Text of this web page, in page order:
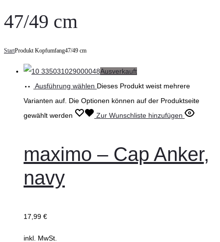
47/49 cm
StartProdukt Kopfumfang47/49 cm
Ausverkauft
Ausführung wählen Dieses Produkt weist mehrere
Varianten auf. Die Optionen können auf der Produktseite
gewählt werden
Zur Wunschliste hinzufügen
maximo – Cap Anker,
navy
17,99 €
inkl. MwSt.